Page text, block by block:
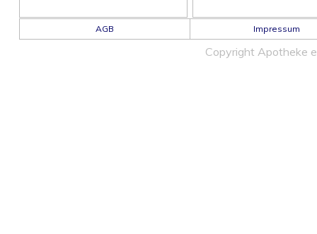
AGB Impressum
Copyright Apotheke